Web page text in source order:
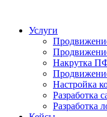
Услуги
Накрутка
Настройка
Разработка
Разработка